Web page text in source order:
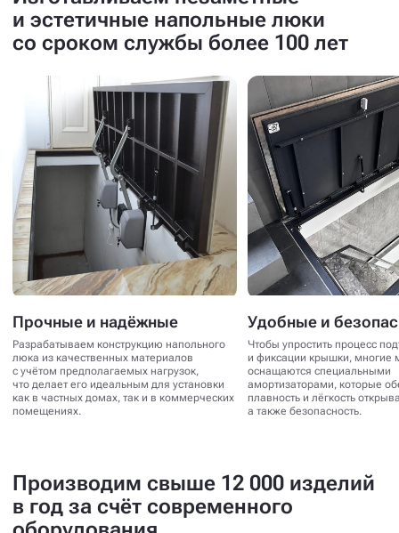
и эстетичные напольные люки
со сроком службы более 100 лет
Прочные и надёжные
Разрабатываем конструкцию напольного
люка из качественных материалов
с учётом предполагаемых нагрузок,
что делает его идеальным для установки
как в частных домах, так и в коммерческих
помещениях.
Удобные и
Чтобы упростить процесс
и фиксации крышки, многие
оснащаются специальными
амортизаторами, которые
плавность и лёгкость
а также безопасность.
Производим свыше 12 000 изделий
в год за счёт современного